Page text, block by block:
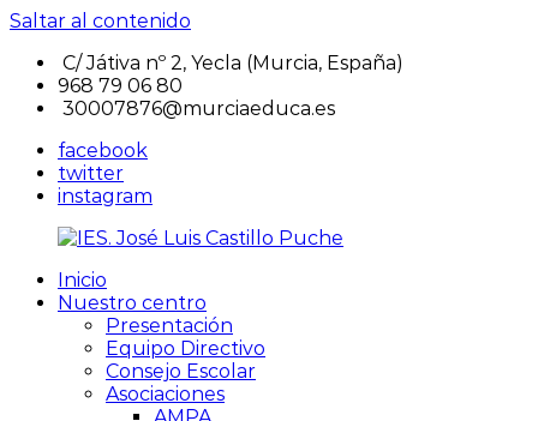
Saltar al contenido
C/ Játiva nº 2, Yecla (Murcia, España)
968 79 06 80
30007876@murciaeduca.es
facebook
twitter
instagram
IES.
IES.
Inicio
Nuestro centro
Presentación
Equipo Directivo
Consejo Escolar
Asociaciones